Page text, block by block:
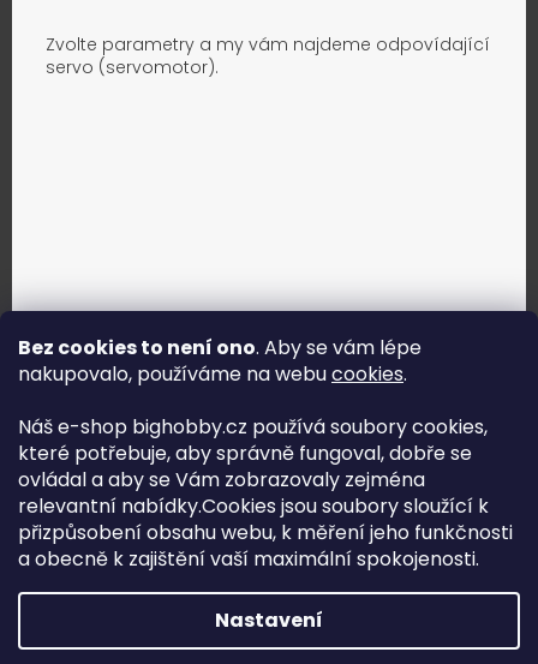
Bez cookies to není ono. Aby se vám lépe
nakupovalo, používáme na webucookies.
Náš e-shop bighobby.cz používá soubory cookies,
které potřebuje, aby správně fungoval, dobře se
ovládal a aby se Vám zobrazovaly zejména
relevantní nabídky.Cookies jsou soubory sloužící k
přizpůsobení obsahu webu, k měření jeho funkčnosti
a obecně k zajištění vaší maximální spokojenosti.
Nastavení
Zvolte parametry a my vám najdeme odpovídající
servo (servomotor).
Jak vybrat správné servo?
Najít správné servo
Copyright (c) 2016 -2026 Big hobby.cz - všechna práva